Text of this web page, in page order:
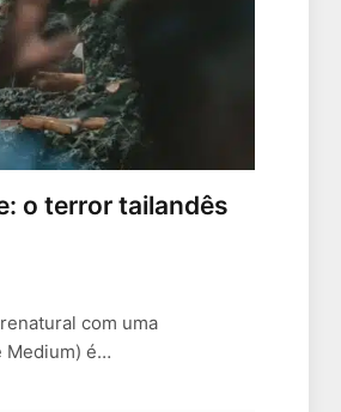
o terror tailandês
com uma
Medium) é…